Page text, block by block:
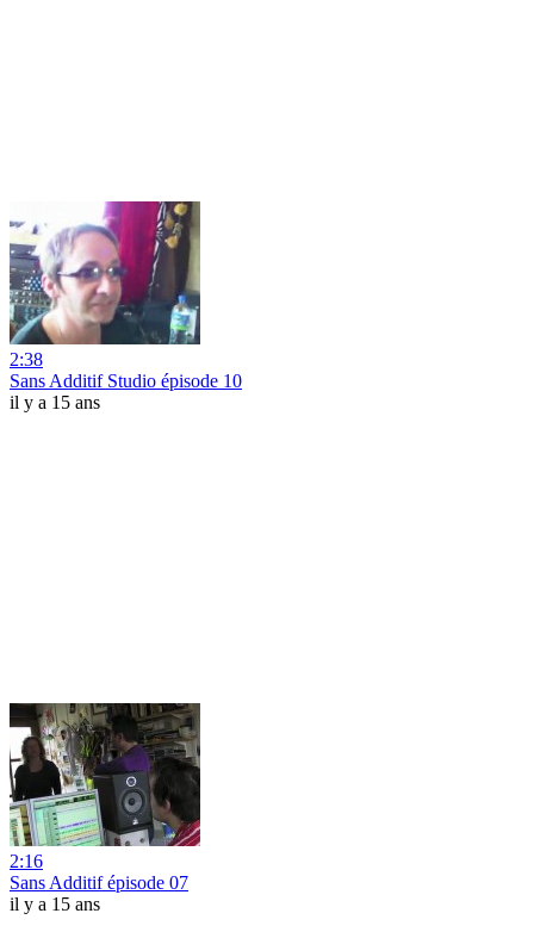
2:38
Sans Additif Studio épisode 10
il y a 15 ans
2:16
Sans Additif épisode 07
il y a 15 ans